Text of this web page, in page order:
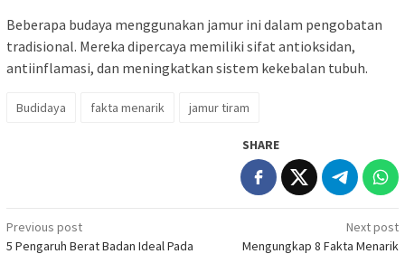
Beberapa budaya menggunakan jamur ini dalam pengobatan
tradisional. Mereka dipercaya memiliki sifat antioksidan,
antiinflamasi, dan meningkatkan sistem kekebalan tubuh.
Budidaya fakta menarik jamur tiram
SHARE
Post
Previous post
5 Pengaruh Berat Badan Ideal Pada
Next post
Mengungkap 8 Fakta Menarik